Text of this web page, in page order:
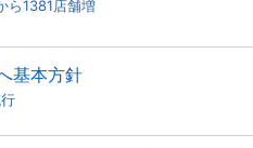
ら1381店舗増
基本方針